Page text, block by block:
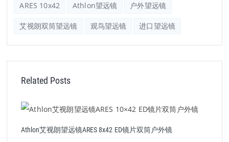
ARES 10x42 Athlon望远镜 户外望远镜
艾视朗双筒望远镜 观鸟望远镜 进口望远镜
Related Posts
Athlon艾视朗望远镜ARES 8x42 ED镜片双筒户外镜